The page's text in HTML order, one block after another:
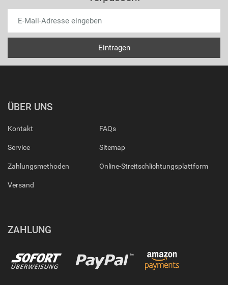
ÜBER UNS
Kontakt
Service
Zahlungsmethoden
Versand
FAQs
Sitemap
Online-Streitschlichtungsplattform
ZAHLUNG